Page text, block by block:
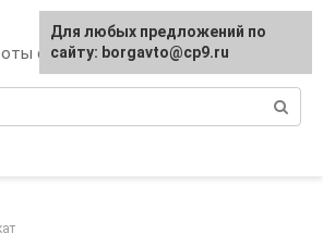
с ними
Для любых предложений по
сайту: borgavto@cp9.ru